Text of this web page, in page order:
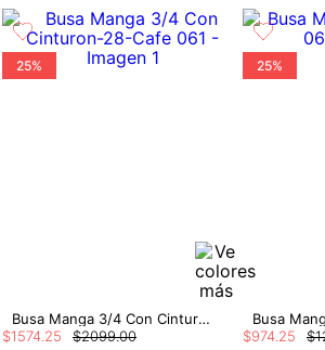
25%
Busa Manga 3/4 Con Cinturon
$2099.00
$1574 25
25%
Busa
$
$974 25